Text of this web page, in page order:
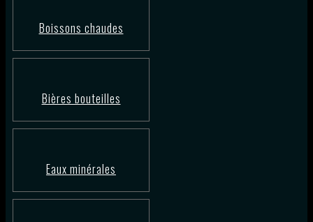
Boissons chaudes
Bières bouteilles
Eaux minérales